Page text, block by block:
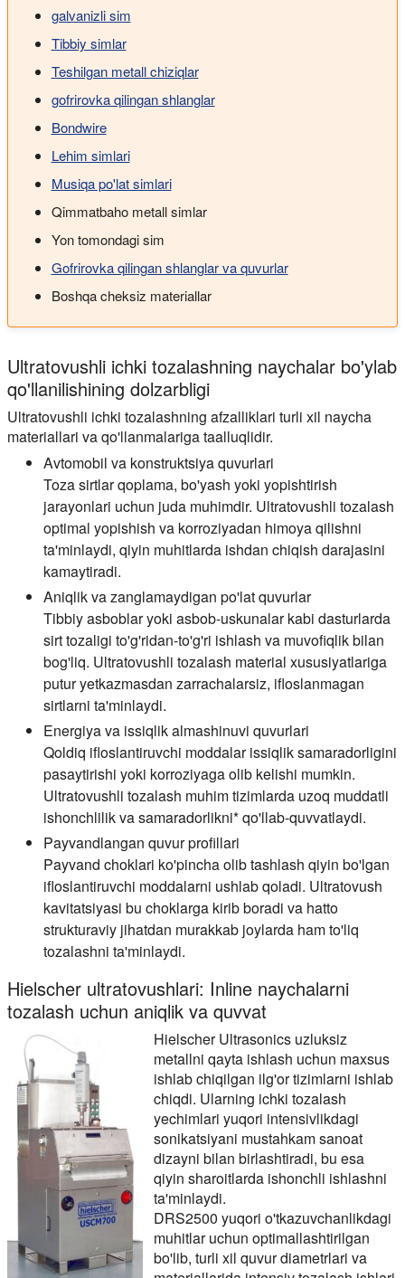
galvanizli sim
Tibbiy simlar
Teshilgan metall chiziqlar
gofrirovka qilingan shlanglar
Bondwire
Lehim simlari
Musiqa po'lat simlari
Qimmatbaho metall simlar
Yon tomondagi sim
Gofrirovka qilingan shlanglar va quvurlar
Boshqa cheksiz materiallar
Ultratovushli ichki tozalashning naychalar bo'ylab
qo'llanilishining dolzarbligi
Ultratovushli ichki tozalashning afzalliklari turli xil naycha
materiallari va qo'llanmalariga taalluqlidir.
Avtomobil va konstruktsiya quvurlari
Toza sirtlar qoplama, bo'yash yoki yopishtirish
jarayonlari uchun juda muhimdir. Ultratovushli tozalash
optimal yopishish va korroziyadan himoya qilishni
ta'minlaydi, qiyin muhitlarda ishdan chiqish darajasini
kamaytiradi.
Aniqlik va zanglamaydigan po'lat quvurlar
Tibbiy asboblar yoki asbob-uskunalar kabi dasturlarda
sirt tozaligi to'g'ridan-to'g'ri ishlash va muvofiqlik bilan
bog'liq. Ultratovushli tozalash material xususiyatlariga
putur yetkazmasdan zarrachalarsiz, ifloslanmagan
sirtlarni ta'minlaydi.
Energiya va issiqlik almashinuvi quvurlari
Qoldiq ifloslantiruvchi moddalar issiqlik samaradorligini
pasaytirishi yoki korroziyaga olib kelishi mumkin.
Ultratovushli tozalash muhim tizimlarda uzoq muddatli
ishonchlilik va samaradorlikni* qo'llab-quvvatlaydi.
Payvandlangan quvur profillari
Payvand choklari ko'pincha olib tashlash qiyin bo'lgan
ifloslantiruvchi moddalarni ushlab qoladi. Ultratovush
kavitatsiyasi bu choklarga kirib boradi va hatto
strukturaviy jihatdan murakkab joylarda ham to'liq
tozalashni ta'minlaydi.
Hielscher ultratovushlari: Inline naychalarni
tozalash uchun aniqlik va quvvat
Hielscher Ultrasonics uzluksiz
metallni qayta ishlash uchun maxsus
ishlab chiqilgan ilg'or tizimlarni ishlab
chiqdi. Ularning ichki tozalash
yechimlari yuqori intensivlikdagi
sonikatsiyani mustahkam sanoat
dizayni bilan birlashtiradi, bu esa
qiyin sharoitlarda ishonchli ishlashni
ta'minlaydi.
DRS2500 yuqori o'tkazuvchanlikdagi
muhitlar uchun optimallashtirilgan
bo'lib, turli xil quvur diametrlari va